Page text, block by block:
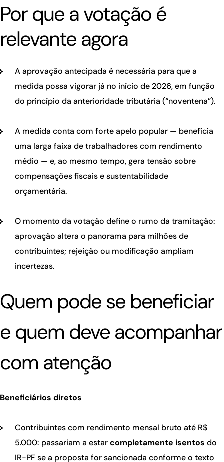
Por que a votação é
relevante agora
A aprovação antecipada é necessária para que a
medida possa vigorar já no início de 2026, em função
do princípio da anterioridade tributária (“noventena”).
A medida conta com forte apelo popular — benefícia
uma larga faixa de trabalhadores com rendimento
médio — e, ao mesmo tempo, gera tensão sobre
compensações fiscais e sustentabilidade
orçamentária.
O momento da votação define o rumo da tramitação:
aprovação altera o panorama para milhões de
contribuintes; rejeição ou modificação ampliam
incertezas.
Quem pode se beneficiar
e quem deve acompanhar
com atenção
Beneficiários diretos
Contribuintes com rendimento mensal bruto até R$
5.000: passariam a estarcompletamente isentos do
IR-PF se a proposta for sancionada conforme o texto